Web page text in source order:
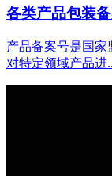
各类产品包装
产品备案号是国家
对特定领域产品进